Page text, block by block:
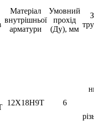
Матеріал
внутрішньої
арматури
Умовний
прохід
(Ду), мм
12Х18Н9Т 6